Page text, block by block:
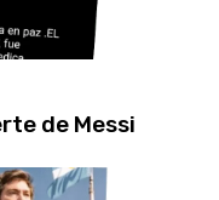
de Messi